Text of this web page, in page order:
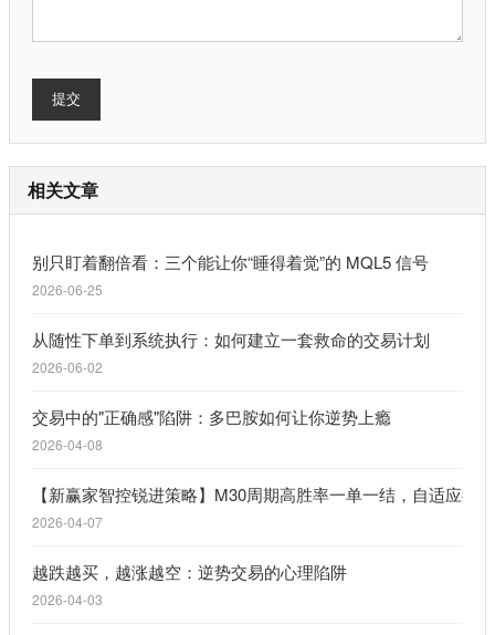
提交
相关文章
别只盯着翻倍看：三个能让你“睡得着觉”的 MQL5 信号
2026-06-25
从随性下单到系统执行：如何建立一套救命的交易计划
2026-06-02
交易中的"正确感"陷阱：多巴胺如何让你逆势上瘾
2026-04-08
【新赢家智控锐进策略】M30周期高胜率一单一结，自适应行
2026-04-07
越跌越买，越涨越空：逆势交易的心理陷阱
2026-04-03